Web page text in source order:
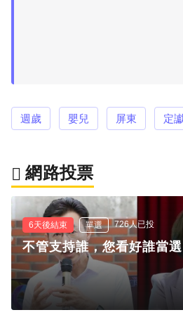
週歲 嬰兒 屏東 定讞
網路投票
6天後結束 單選 726人已投
不管支持誰，您看好誰當